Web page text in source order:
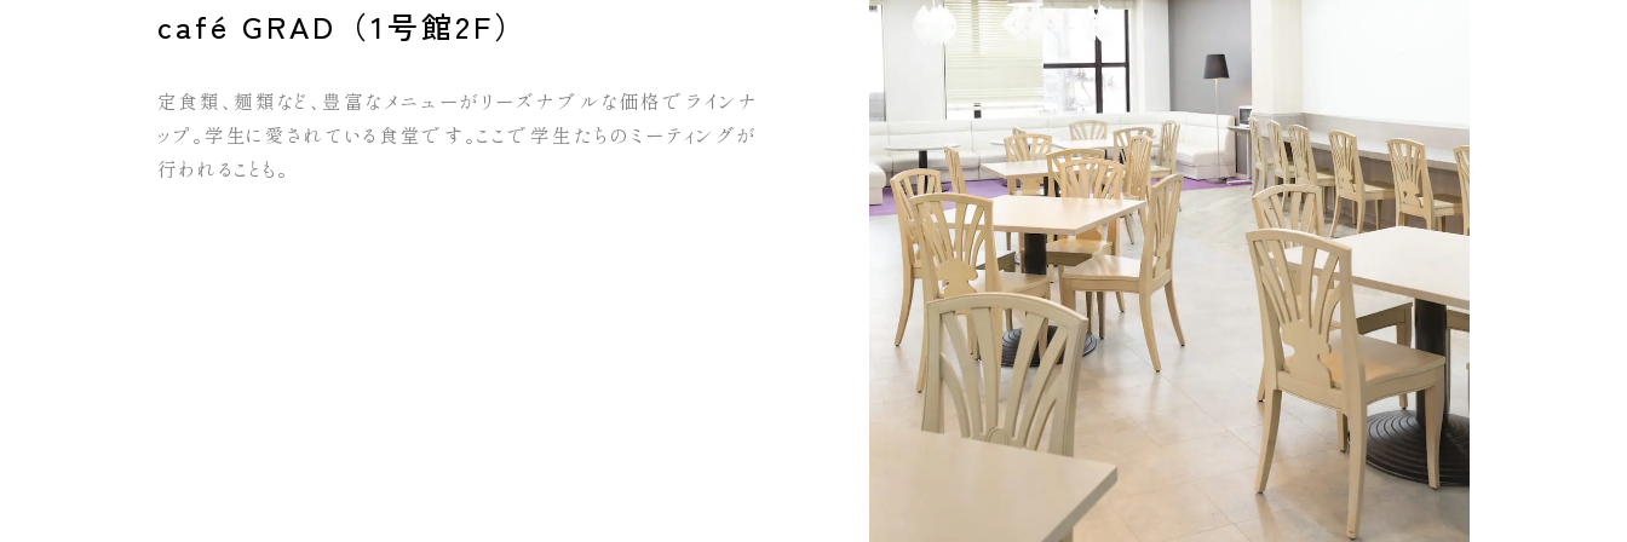
café GRAD（1号館2F）
定食類、麺類など、豊富なメニューがリーズナブルな価格でラインナ
ップ。学生に愛されている食堂です。ここで学生たちのミーティングが
行われることも。